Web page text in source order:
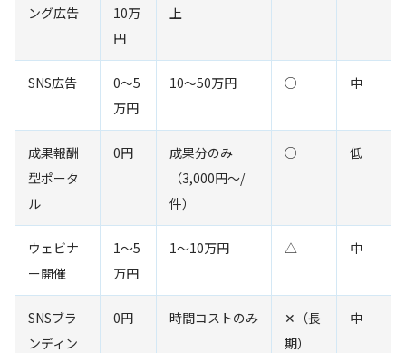
ング広告
10万
円
上
SNS広告
0〜5
万円
10〜50万円 ○ 中
成果報酬
型ポータ
ル
0円
成果分のみ
（3,000円〜/
件）
○ 低
ウェビナ
ー開催
1〜5
万円
1〜10万円 △ 中
SNSブラ
ンディン
0円 時間コストのみ
✕（長
期）
中